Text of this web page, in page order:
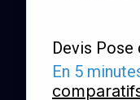
Devis Pose
En 5